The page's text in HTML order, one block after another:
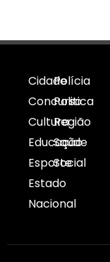
Cidade
Concurso
Cultura
Educação
Esporte
Estado
Nacional
Polícia
Politica
Região
Saúde
Social